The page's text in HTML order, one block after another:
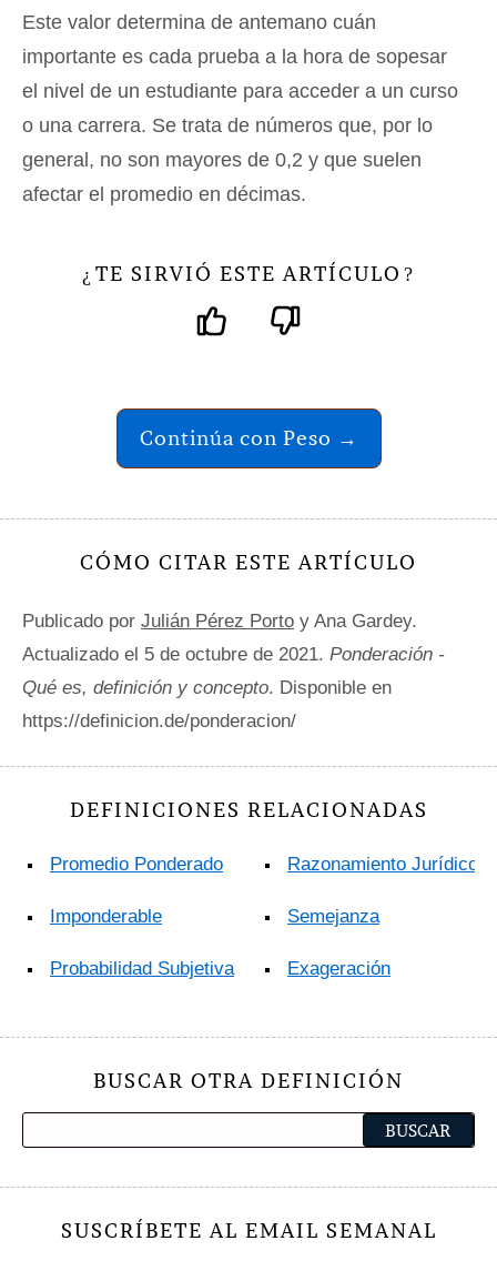
Este valor determina de antemano cuán
importante es cada prueba a la hora de sopesar
el nivel de un estudiante para acceder a un curso
o una carrera. Se trata de números que, por lo
general, no son mayores de 0,2 y que suelen
afectar el promedio en décimas.
¿ TE SIRVIÓ ESTE ARTÍCULO ?
Continúa con Peso →
CÓMO CITAR ESTE ARTÍCULO
Publicado por Julián Pérez Porto y Ana Gardey.
Actualizado el 5 de octubre de 2021. Ponderación -
Qué es, definición y concepto. Disponible en
https://definicion.de/ponderacion/
DEFINICIONES RELACIONADAS
Promedio Ponderado
Imponderable
Probabilidad Subjetiva
Razonamiento Jurídico
Semejanza
Exageración
BUSCAR OTRA DEFINICIÓN
SUSCRÍBETE AL EMAIL SEMANAL